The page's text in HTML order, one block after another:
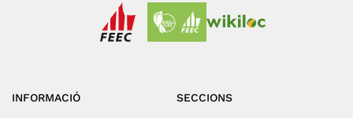
INFORMACIÓ SECCIONS